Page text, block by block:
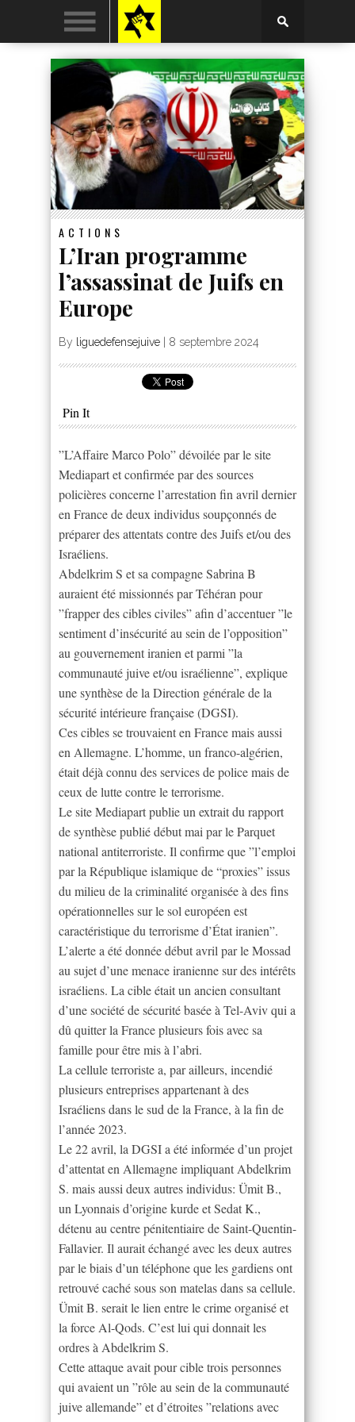
ACTIONS
L’Iran programme
l’assassinat de Juifs en
Europe
By liguedefensejuive | 8 septembre 2024
Pin It
”L’Affaire Marco Polo” dévoilée par le site
Mediapart et confirmée par des sources
policières concerne l’arrestation fin avril dernier
en France de deux individus soupçonnés de
préparer des attentats contre des Juifs et/ou des
Israéliens.
Abdelkrim S et sa compagne Sabrina B
auraient été missionnés par Téhéran pour
”frapper des cibles civiles” afin d’accentuer ”le
sentiment d’insécurité au sein de l’opposition”
au gouvernement iranien et parmi ”la
communauté juive et/ou israélienne”, explique
une synthèse de la Direction générale de la
sécurité intérieure française (DGSI).
Ces cibles se trouvaient en France mais aussi
en Allemagne. L’homme, un franco-algérien,
était déjà connu des services de police mais de
ceux de lutte contre le terrorisme.
Le site Mediapart publie un extrait du rapport
de synthèse publié début mai par le Parquet
national antiterroriste. Il confirme que ”l’emploi
par la République islamique de “proxies” issus
du milieu de la criminalité organisée à des fins
opérationnelles sur le sol européen est
caractéristique du terrorisme d’État iranien”.
L’alerte a été donnée début avril par le Mossad
au sujet d’une menace iranienne sur des intérêts
israéliens. La cible était un ancien consultant
d’une société de sécurité basée à Tel-Aviv qui a
dû quitter la France plusieurs fois avec sa
famille pour être mis à l’abri.
La cellule terroriste a, par ailleurs, incendié
plusieurs entreprises appartenant à des
Israéliens dans le sud de la France, à la fin de
l’année 2023.
Le 22 avril, la DGSI a été informée d’un projet
d’attentat en Allemagne impliquant Abdelkrim
S. mais aussi deux autres individus: Ümit B.,
un Lyonnais d’origine kurde et Sedat K.,
détenu au centre pénitentiaire de Saint-Quentin-
Fallavier. Il aurait échangé avec les deux autres
par le biais d’un téléphone que les gardiens ont
retrouvé caché sous son matelas dans sa cellule.
Ümit B. serait le lien entre le crime organisé et
la force Al-Qods. C’est lui qui donnait les
ordres à Abdelkrim S.
Cette attaque avait pour cible trois personnes
qui avaient un ”rôle au sein de la communauté
juive allemande” et d’étroites ”relations avec